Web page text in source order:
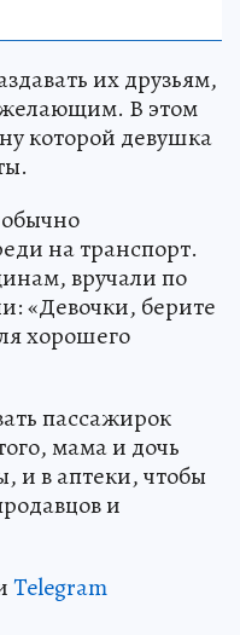
их друзьям,
В этом
которой девушка
на транспорт.
вручали по
«Девочки, берите
хорошего
пассажирок
мама и дочь
и в аптеки, чтобы
и
Telegram